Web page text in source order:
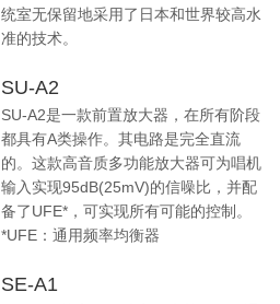
统室无保留地采用了日本和世界较高水
准的技术。
SU-A2
SU-A2是一款前置放大器，在所有阶段
都具有A类操作。其电路是完全直流
的。这款高音质多功能放大器可为唱机
输入实现95dB(25mV)的信噪比，并配
备了UFE*，可实现所有可能的控制。
*UFE：通用频率均衡器
SE-A1